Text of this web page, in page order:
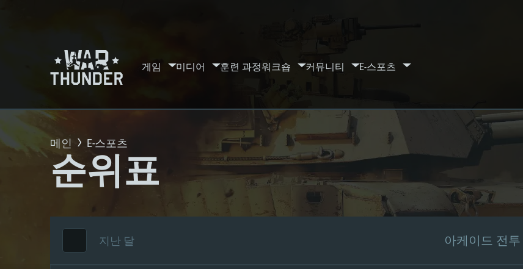
게임 미디어 훈련 과정워크숍 커뮤니티 E-스포츠
메인 E-스포츠
순위표
지난 달 아케이드 전투